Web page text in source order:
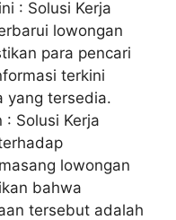
: Solusi Kerja
lowongan
para pencari
terkini
yang tersedia.
: Solusi Kerja
lowongan
bahwa
tersebut adalah